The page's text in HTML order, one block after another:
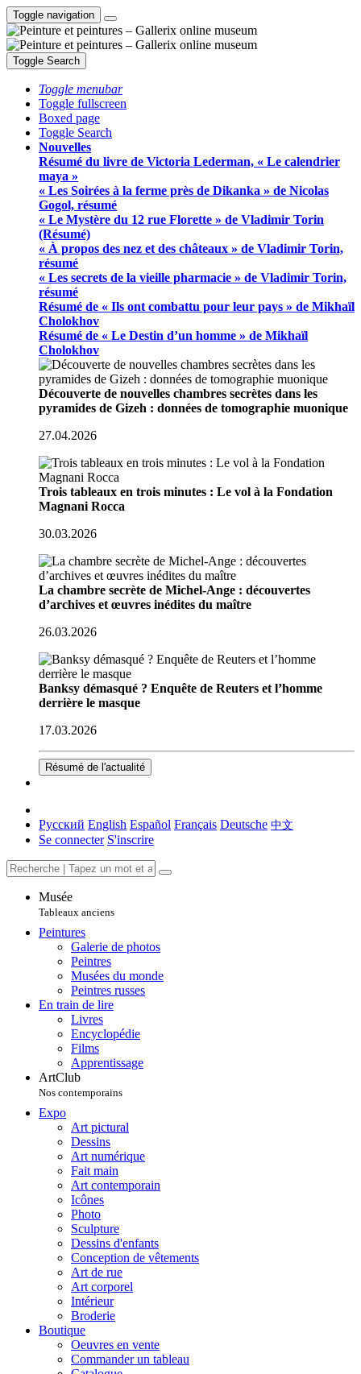
Toggle navigation
Toggle Search
Toggle menubar
Toggle fullscreen
Boxed page
Toggle Search
Nouvelles
Résumé du livre de Victoria Lederman, « Le calendrier
maya »
« Les Soirées à la ferme près de Dikanka » de Nicolas
Gogol, résumé
« Le Mystère du 12 rue Florette » de Vladimir Torin
(Résumé)
« À propos des nez et des châteaux » de Vladimir Torin,
résumé
« Les secrets de la vieille pharmacie » de Vladimir Torin,
résumé
Résumé de « Ils ont combattu pour leur pays » de Mikhaïl
Cholokhov
Résumé de « Le Destin d’un homme » de Mikhaïl
Cholokhov
Découverte de nouvelles chambres secrètes dans les
pyramides de Gizeh : données de tomographie muonique
27.04.2026
Trois tableaux en trois minutes : Le vol à la Fondation
Magnani Rocca
30.03.2026
La chambre secrète de Michel-Ange : découvertes
d’archives et œuvres inédites du maître
26.03.2026
Banksy démasqué ? Enquête de Reuters et l’homme
derrière le masque
17.03.2026
Résumé de l'actualité
Русский English Español Français Deutsche 中文
Se connecter S'inscrire
Musée
Tableaux anciens
Peintures
Galerie de photos
Peintres
Musées du monde
Peintres russes
En train de lire
Livres
Encyclopédie
Films
Apprentissage
ArtClub
Nos contemporains
Expo
Art pictural
Dessins
Art numérique
Fait main
Art contemporain
Icônes
Photo
Sculpture
Dessins d'enfants
Conception de vêtements
Art de rue
Art corporel
Intérieur
Broderie
Boutique
Oeuvres en vente
Commander un tableau